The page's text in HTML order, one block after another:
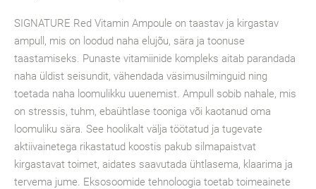
SIGNATURE Red Vitamin Ampoule on taastav ja kirgastav
ampull, mis on loodud naha elujõu, sära ja toonuse
taastamiseks. Punaste vitamiinide kompleks aitab parandada
naha üldist seisundit, vähendada väsimusilminguid ning
toetada naha loomulikku uuenemist. Ampull sobib nahale, mis
on stressis, tuhm, ebaühtlase tooniga või kaotanud oma
loomuliku sära. See hoolikalt välja töötatud ja tugevate
aktiivainetega rikastatud koostis pakub silmapaistvat
kirgastavat toimet, aidates saavutada ühtlasema, klaarima ja
tervema jume. Eksosoomide tehnoloogia toetab toimeainete